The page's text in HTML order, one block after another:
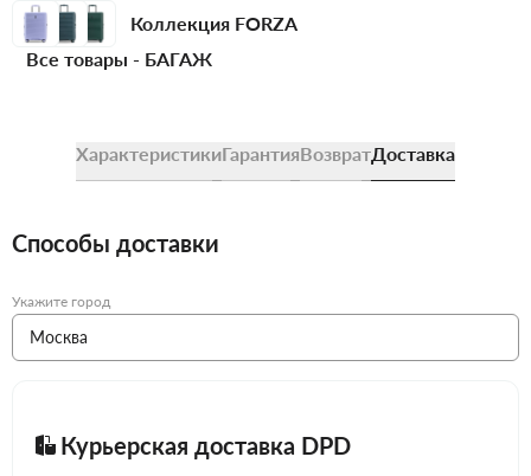
Коллекция FORZA
Все товары - БАГАЖ
ХарактеристикиГарантияВозвратДоставка
Способы доставки
Укажите город
Курьерская доставка DPD